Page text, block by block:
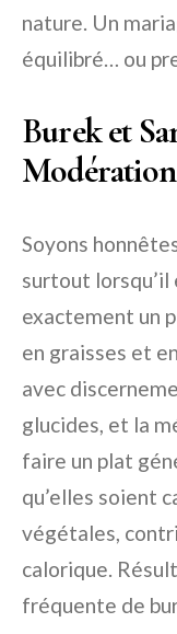
nature. Un
équilibré… ou
Burek et
Modération
Soyons
surtout lorsqu’il
exactement un
en graisses et
avec
glucides, et la
faire un plat
qu’elles soient
végétales,
calorique.
fréquente de